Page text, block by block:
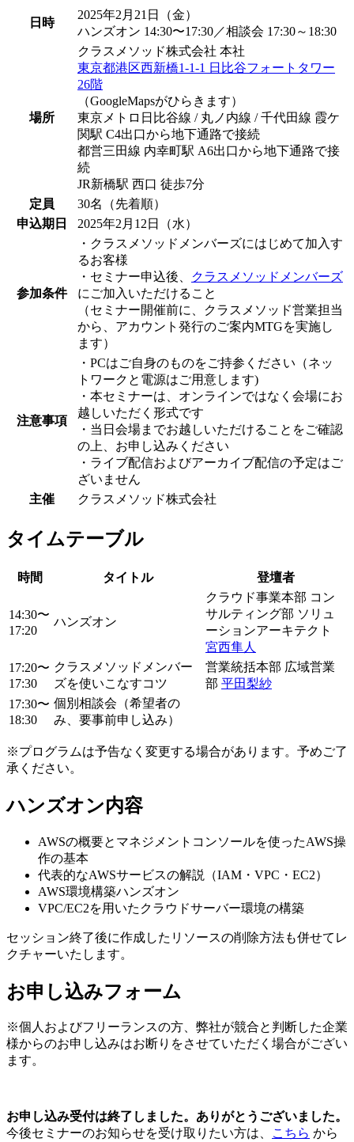
日時
2025年2月21日（金）
ハンズオン 14:30〜17:30／相談会 17:30～18:30
場所
クラスメソッド株式会社 本社
東京都港区西新橋1-1-1 日比谷フォートタワー
26階
（GoogleMapsがひらきます）
東京メトロ日比谷線 / 丸ノ内線 / 千代田線 霞ケ
関駅 C4出口から地下通路で接続
都営三田線 内幸町駅 A6出口から地下通路で接
続
JR新橋駅 西口 徒歩7分
定員
30名（先着順）
申込期日
2025年2月12日（水）
参加条件
・クラスメソッドメンバーズにはじめて加入す
るお客様
・セミナー申込後、
クラスメソッドメンバーズ
にご加入いただけること
（セミナー開催前に、クラスメソッド営業担当
から、アカウント発行のご案内MTGを実施し
ます）
注意事項
・PCはご自身のものをご持参ください（ネッ
トワークと電源はご用意します)
・本セミナーは、オンラインではなく会場にお
越しいただく形式です
・当日会場までお越しいただけることをご確認
の上、お申し込みください
・ライブ配信およびアーカイブ配信の予定はご
ざいません
主催
クラスメソッド株式会社
タイムテーブル
時間 タイトル 登壇者
14:30〜
17:20
ハンズオン
クラウド事業本部 コン
サルティング部 ソリュ
ーションアーキテクト
宮西隼人
17:20〜
17:30
クラスメソッドメンバー
ズを使いこなすコツ
営業統括本部 広域営業
部 平田梨紗
17:30〜
18:30
個別相談会（希望者の
み、要事前申し込み）
※プログラムは予告なく変更する場合があります。予めご了
承ください。
ハンズオン内容
AWSの概要とマネジメントコンソールを使ったAWS操
作の基本
代表的なAWSサービスの解説（IAM・VPC・EC2）
AWS環境構築ハンズオン
VPC/EC2を用いたクラウドサーバー環境の構築
セッション終了後に作成したリソースの削除方法も併せてレ
クチャーいたします。
お申し込みフォーム
※個人およびフリーランスの方、弊社が競合と判断した企業
様からのお申し込みはお断りをさせていただく場合がござい
ます。
お申し込み受付は終了しました。ありがとうございました。
今後セミナーのお知らせを受け取りたい方は、
こちら から